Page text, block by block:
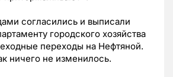
согласились и выписали
городского хозяйства
переходы на Нефтяной.
ничего не изменилось.